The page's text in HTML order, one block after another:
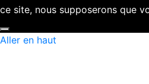
ce site, nous supposerons que
Aller en haut